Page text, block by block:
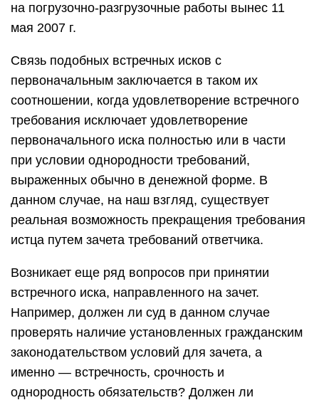
на погрузочно-разгрузочные работы вынес 11
мая 2007 г.
Связь подобных встречных исков с
первоначальным заключается в таком их
соотношении, когда удовлетворение встречного
требования исключает удовлетворение
первоначального иска полностью или в части
при условии однородности требований,
выраженных обычно в денежной форме. В
данном случае, на наш взгляд, существует
реальная возможность прекращения требования
истца путем зачета требований ответчика.
Возникает еще ряд вопросов при принятии
встречного иска, направленного на зачет.
Например, должен ли суд в данном случае
проверять наличие установленных гражданским
законодательством условий для зачета, а
именно — встречность, срочность и
однородность обязательств? Должен ли